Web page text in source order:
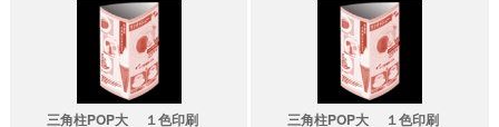
三角柱POP大 １色印刷
三角柱POP大 １色印刷